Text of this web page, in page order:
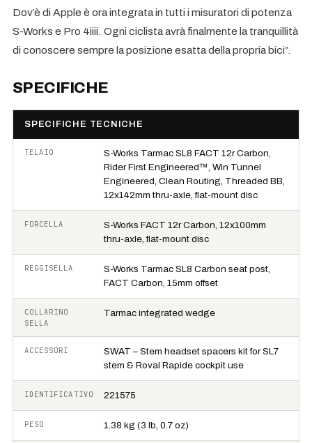
Dov’è di Apple è ora integrata in tutti i misuratori di potenza
S-Works e Pro 4iiii. Ogni ciclista avrà finalmente la tranquillità
di conoscere sempre la posizione esatta della propria bici”.
SPECIFICHE
SPECIFICHE TECNICHE
TELAIO
S-Works Tarmac SL8 FACT 12r Carbon,
Rider First Engineered™, Win Tunnel
Engineered, Clean Routing, Threaded BB,
12x142mm thru-axle, flat-mount disc
FORCELLA
S-Works FACT 12r Carbon, 12x100mm
thru-axle, flat-mount disc
REGGISELLA
S-Works Tarmac SL8 Carbon seat post,
FACT Carbon, 15mm offset
COLLARINO
SELLA
Tarmac integrated wedge
ACCESSORI
SWAT – Stem headset spacers kit for SL7
stem & Roval Rapide cockpit use
IDENTIFICATIVO 221575
PESO 1.38 kg (3 lb, 0.7 oz)